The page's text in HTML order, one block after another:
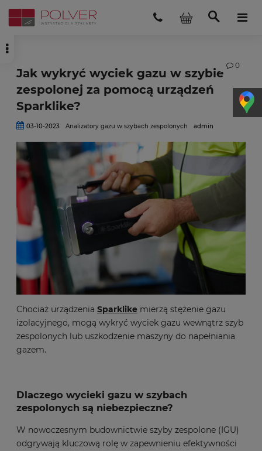
Jak wykryć wyciek gazu w szybie
zespolonej za pomocą urządzeń
Sparklike?
0
03-10-2023 Analizatory gazu w szybach zespolonych admin
Chociaż urządzenia Sparklike mierzą stężenie gazu
izolacyjnego, mogą wykryć wyciek gazu wewnątrz szyb
zespolonych lub uszkodzenie maszyny do napełniania
gazem.
Dlaczego wycieki gazu w szybach
zespolonych są niebezpieczne?
W nowoczesnym budownictwie szyby zespolone (IGU)
odgrywają kluczową rolę w zapewnieniu efektywności